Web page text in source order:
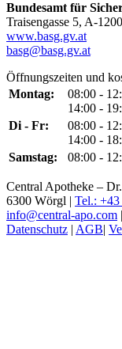
Bundesamt für
Traisengasse 5, A-
www.basg.gv.at
basg@basg.gv.at
Öffnungszeiten und
Montag:
08:00 -
14:00 -
Di - Fr:
08:00 -
14:00 -
Samstag:
08:00 -
Central Apotheke –
6300 Wörgl | Tel.:
info@central-apo.com |
Datenschutz | AGB|